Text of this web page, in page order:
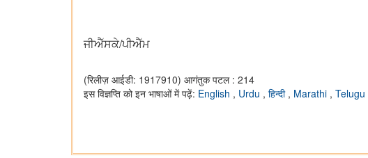
ਜੀਐੱਸਕੇ/ਪੀਐੱਮ
(रिलीज़ आईडी: 1917910) आगंतुक पटल : 214
इस विज्ञप्ति को इन भाषाओं में पढ़ें: English , Urdu , हिन्दी , Marathi , Telugu